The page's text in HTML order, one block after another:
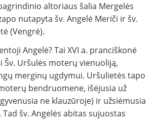
altoriaus šalia Mergelės
nutapyta šv. Angelė Meriči ir šv.
(Vengrė).
Angelė? Tai XVI a. pranciškonė
Uršulės moterų vienuoliją,
merginų ugdymui. Uršulietės tapo
bendruomene, išėjusia už
ne klauzūroje) ir užsiėmusia
šv. Angelės abitas sujuostas